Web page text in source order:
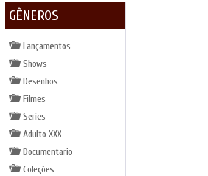
GÊNEROS
Lançamentos
Shows
Desenhos
Filmes
Series
Adulto XXX
Documentario
Coleções